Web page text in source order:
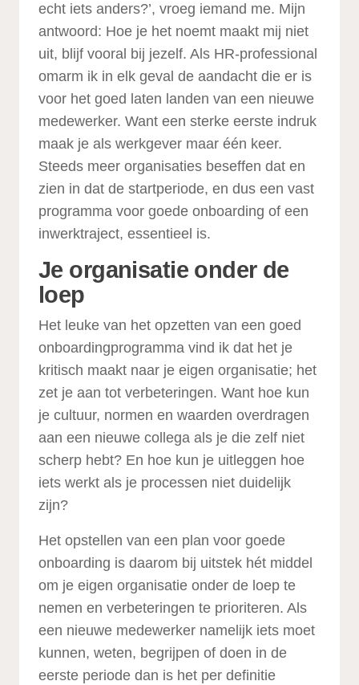
echt iets anders?’, vroeg iemand me. Mijn
antwoord: Hoe je het noemt maakt mij niet
uit, blijf vooral bij jezelf. Als HR-professional
omarm ik in elk geval de aandacht die er is
voor het goed laten landen van een nieuwe
medewerker. Want een sterke eerste indruk
maak je als werkgever maar één keer.
Steeds meer organisaties beseffen dat en
zien in dat de startperiode, en dus een vast
programma voor goede onboarding of een
inwerktraject, essentieel is.
Je organisatie onder de
loep
Het leuke van het opzetten van een goed
onboardingprogramma vind ik dat het je
kritisch maakt naar je eigen organisatie; het
zet je aan tot verbeteringen. Want hoe kun
je cultuur, normen en waarden overdragen
aan een nieuwe collega als je die zelf niet
scherp hebt? En hoe kun je uitleggen hoe
iets werkt als je processen niet duidelijk
zijn?
Het opstellen van een plan voor goede
onboarding is daarom bij uitstek hét middel
om je eigen organisatie onder de loep te
nemen en verbeteringen te prioriteren. Als
een nieuwe medewerker namelijk iets moet
kunnen, weten, begrijpen of doen in de
eerste periode dan is het per definitie